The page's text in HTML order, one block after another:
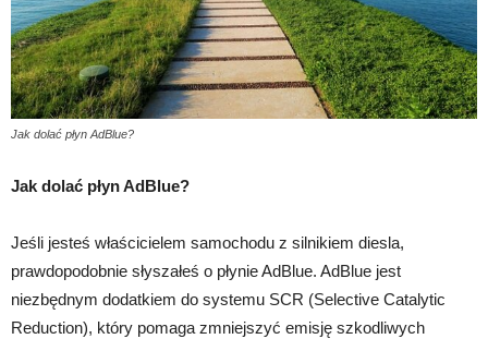
Jak dolać płyn AdBlue?
Jak dolać płyn AdBlue?
Jeśli jesteś właścicielem samochodu z silnikiem diesla,
prawdopodobnie słyszałeś o płynie AdBlue. AdBlue jest
niezbędnym dodatkiem do systemu SCR (Selective Catalytic
Reduction), który pomaga zmniejszyć emisję szkodliwych